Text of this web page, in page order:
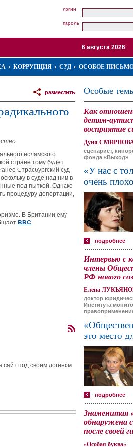
логин
пароль
6 августа 2026
КОРРУПЦИЯ СУД ОСОБОЕ ПИСЬМО
разместить
исламского
стране тому будет
Страсбургский суд
в суде над ним в
под пыткой. Однако
процедуру депортации,
В Британии ему
ВВС.
сайт под своим логином
Особые
Как
детям-
восприятие
Дуня
сценарист,
фонда «Выход»
«У нас с
очень
подробнее
Интервью с
члены
РФ нового
Елена
доктор
Института
это место
подробнее
Знаменитая
обнаружена
после своей
«Особая буква»